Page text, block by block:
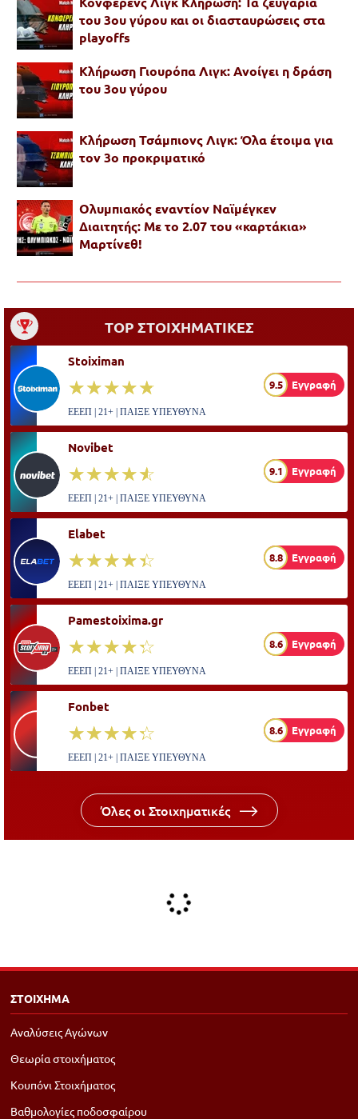
του 3ου γύρου και οι διασταυρώσεις στα
playoffs
Κλήρωση Γιουρόπα Λιγκ: Ανοίγει η δράση
του 3ου γύρου
Κλήρωση Τσάμπιονς Λιγκ: Όλα έτοιμα για
τον 3ο προκριματικό
Ολυμπιακός εναντίον Ναϊμέγκεν
Διαιτητής: Με το 2.07 του «καρτάκια»
Μαρτίνεθ!
TOP ΣΤΟΙΧΗΜΑΤΙΚΕΣ
Stoiximan
☆☆☆☆☆
★★★★★ 9.5 Εγγραφή
ΕΕΕΠ | 21+ | ΠΑΙΞΕ ΥΠΕΥΘΥΝΑ
Novibet
☆☆☆☆☆
★★★★★ 9.1 Εγγραφή
ΕΕΕΠ | 21+ | ΠΑΙΞΕ ΥΠΕΥΘΥΝΑ
Elabet
☆☆☆☆☆
★★★★★ 8.8 Εγγραφή
ΕΕΕΠ | 21+ | ΠΑΙΞΕ ΥΠΕΥΘΥΝΑ
Pamestoixima.gr
☆☆☆☆☆
★★★★★ 8.6 Εγγραφή
ΕΕΕΠ | 21+ | ΠΑΙΞΕ ΥΠΕΥΘΥΝΑ
Fonbet
☆☆☆☆☆
★★★★★ 8.6 Εγγραφή
ΕΕΕΠ | 21+ | ΠΑΙΞΕ ΥΠΕΥΘΥΝΑ
Όλες οι Στοιχηματικές
ΣΤΟΙΧΗΜΑ
Αναλύσεις Αγώνων
Θεωρία στοιχήματος
Κουπόνι Στοιχήματος
Βαθμολογίες ποδοσφαίρου